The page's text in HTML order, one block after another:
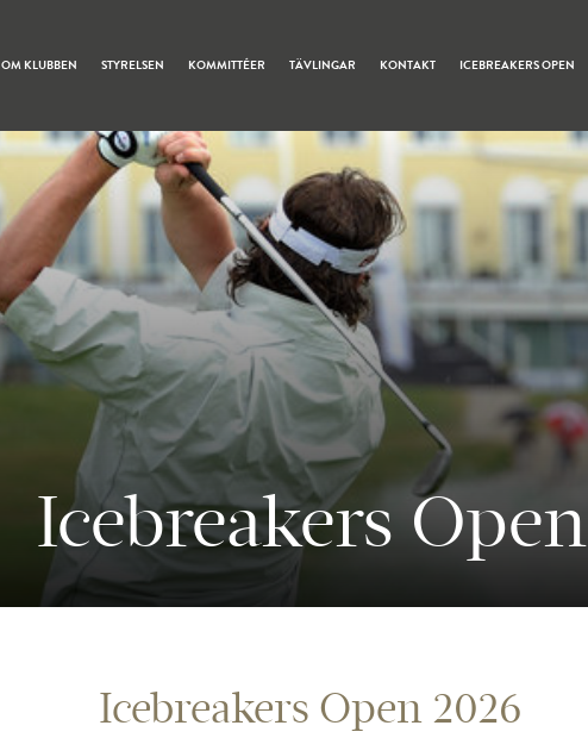
OM KLUBBEN STYRELSEN KOMMITTÉER TÄVLINGAR KONTAKT ICEBREAKERS OPEN
Icebreakers Open
Icebreakers Open 2026